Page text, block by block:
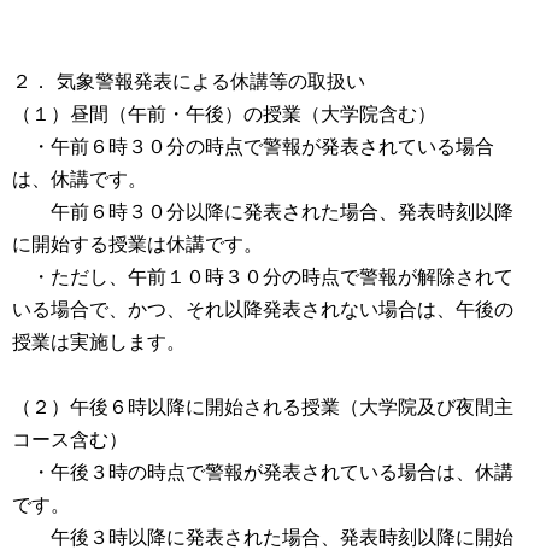
２． 気象警報発表による休講等の取扱い
（１）昼間（午前・午後）の授業（大学院含む）
・午前６時３０分の時点で警報が発表されている場合
は、休講です。
午前６時３０分以降に発表された場合、発表時刻以降
に開始する授業は休講です。
・ただし、午前１０時３０分の時点で警報が解除されて
いる場合で、かつ、それ以降発表されない場合は、午後の
授業は実施します。
（２）午後６時以降に開始される授業（大学院及び夜間主
コース含む）
・午後３時の時点で警報が発表されている場合は、休講
です。
午後３時以降に発表された場合、発表時刻以降に開始